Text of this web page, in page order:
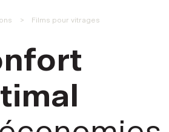
Films pour vitrages